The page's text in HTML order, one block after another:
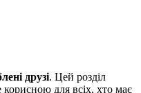
друзі. Цей розділ
корисною для всіх, хто має